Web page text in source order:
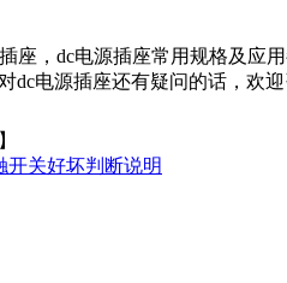
，dc电源插座常用规格及应
电源插座还有疑问的话，欢迎
】
开关好坏判断说明